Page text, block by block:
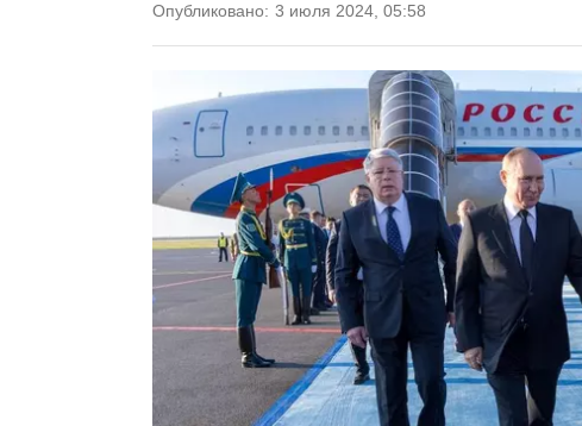
Опубликовано: 3 июля 2024, 05:58